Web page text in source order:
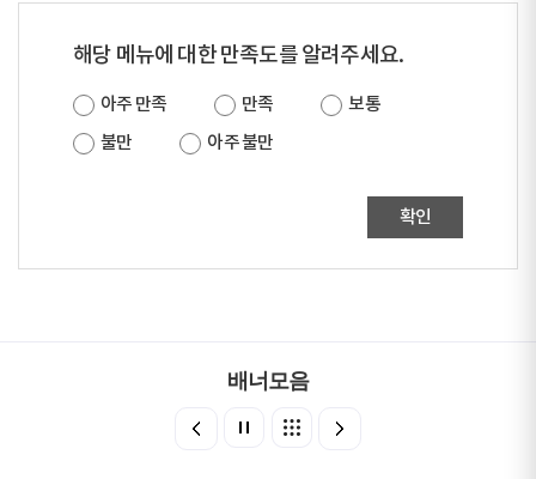
해당 메뉴에 대한 만족도를 알려주세요.
아주 만족 만족
보통
불만
아주 불만
확인
배너모음